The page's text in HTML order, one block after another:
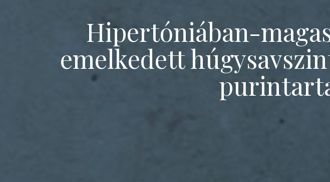
Hipertóniában-
emelkedett